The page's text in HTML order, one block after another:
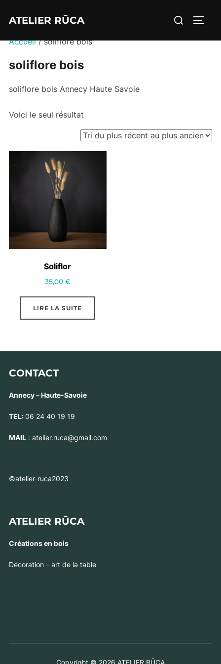
ATELIER RŪCA Rechercher :
Accueil/ soliflore bois
soliflore bois
soliflore bois Annecy Haute Savoie
Voici le seul résultat
Soliflor
35,00 €
LIRE LA SUITE
CONTACT
Annecy – Haute-Savoie
TEL:06 24 40 19 19
MAIL: atelier.ruca@gmail.com
©atelier-ruca2023
ATELIER RŪCA
Créations en bois
Décoration – art de la table
Copyright © 2026 ATELIER RŪCA